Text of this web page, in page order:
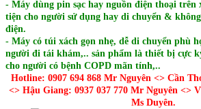
- Máy dùng pin sạc hay nguồn điện thoại trên
tiện cho người sử dụng hay di chuyển &
điện.
- Máy có túi xách gọn nhẹ, dễ di chuyển phù
người đi tái khám,.. sản phẩm là thiết bị cực
cho người có bệnh COPD mãn tính,..
Hotline: 0907 694 868 Mr Nguyên <> Cần
<> Hậu Giang: 0937 037 770 Mr Nguyên <>
Ms Duyên.